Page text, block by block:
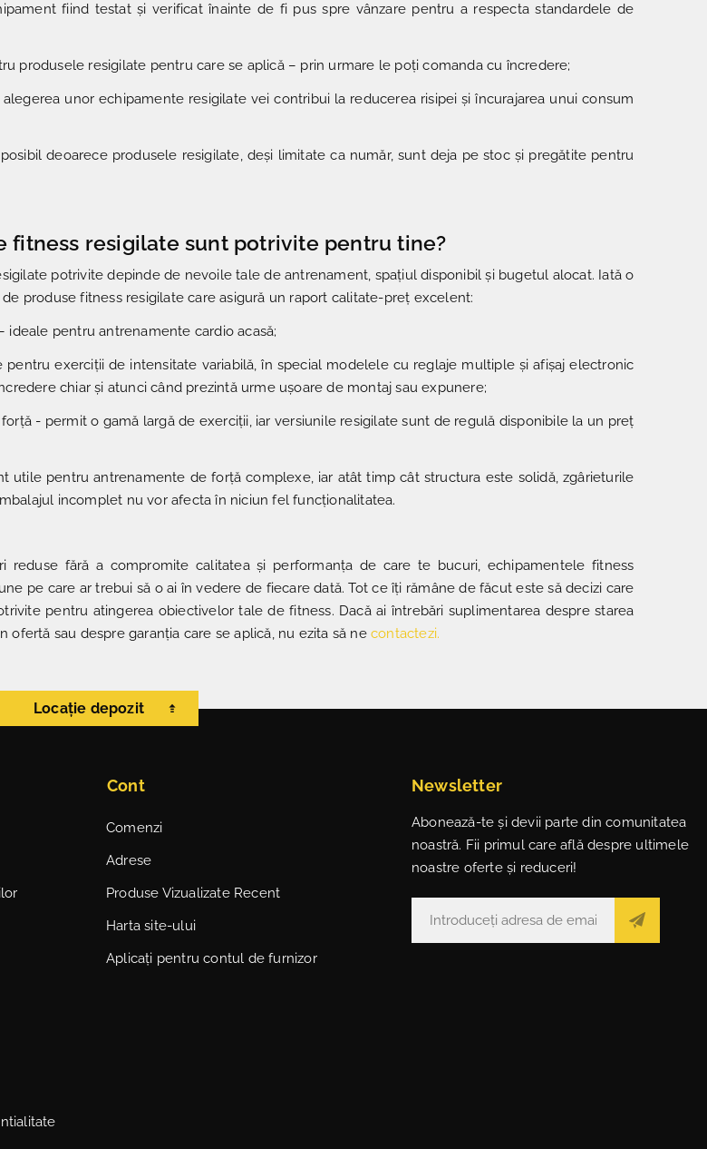
fiind testat și verificat înainte de fi pus spre vânzare pentru a respecta standardele de
produsele resigilate pentru care se aplică – prin urmare le poți comanda cu încredere;
unor echipamente resigilate vei contribui la reducerea risipei și încurajarea unui consum
deoarece produsele resigilate, deși limitate ca număr, sunt deja pe stoc și pregătite pentru
fitness resigilate sunt potrivite pentru tine?
potrivite depinde de nevoile tale de antrenament, spațiul disponibil și bugetul alocat. Iată o
produse fitness resigilate care asigură un raport calitate-preț excelent:
ideale pentru antrenamente cardio acasă;
pentru exerciții de intensitate variabilă, în special modelele cu reglaje multiple și afișaj electronic
chiar și atunci când prezintă urme ușoare de montaj sau expunere;
- permit o gamă largă de exerciții, iar versiunile resigilate sunt de regulă disponibile la un preț
utile pentru antrenamente de forță complexe, iar atât timp cât structura este solidă, zgârieturile
incomplet nu vor afecta în niciun fel funcționalitatea.
reduse fără a compromite calitatea și performanța de care te bucuri, echipamentele fitness
pe care ar trebui să o ai în vedere de fiecare dată. Tot ce îți rămâne de făcut este să decizi care
pentru atingerea obiectivelor tale de fitness. Dacă ai întrebări suplimentarea despre starea
ofertă sau despre garanția care se aplică, nu ezita să necontactezi.
Locație depozit
Cont
Comenzi
Adrese
Produse Vizualizate Recent
Harta site-ului
Aplicați pentru contul de furnizor
Newsletter
Abonează-te și devii parte din comunitatea
noastră. Fii primul care află despre ultimele
noastre oferte și reduceri!